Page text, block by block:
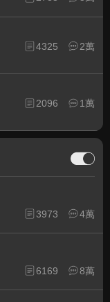
4325 2萬
2096 1萬
3973 4萬
6169 8萬